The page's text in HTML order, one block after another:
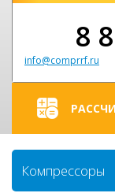
8
info@comprrf.ru
Компрессоры